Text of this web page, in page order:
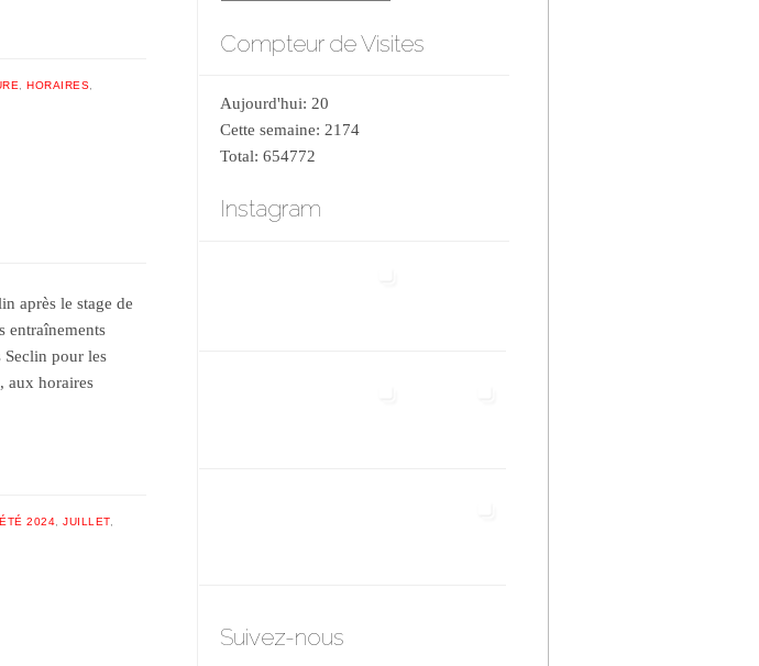
HORAIRES
après le stage de
entraînements
Seclin pour les
aux horaires
ÉTÉ 2024 JUILLET,
date
Compteur de Visites
Aujourd'hui: 20
Cette semaine: 2174
Total: 654772
Instagram
Suivez-nous